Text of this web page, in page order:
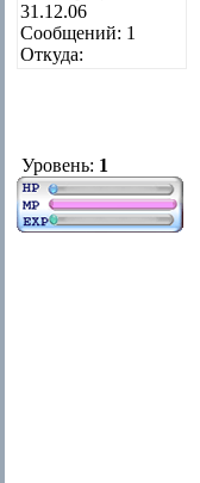
31.12.06
Сообщений: 1
Откуда:
Уровень: 1